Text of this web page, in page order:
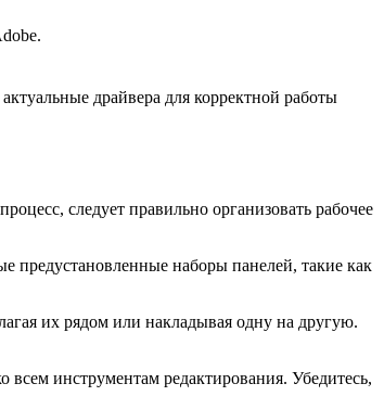
драйвера для корректной работы
следует правильно организовать рабочее
предустановленные наборы панелей, такие как
их рядом или накладывая одну на другую.
всем инструментам редактирования. Убедитесь,